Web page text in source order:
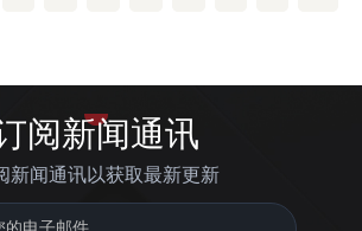
阅新闻通讯
新闻通讯以获取最新更新